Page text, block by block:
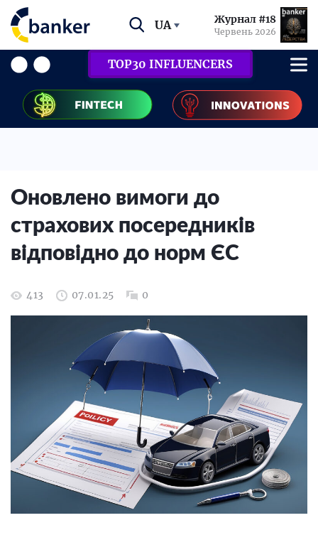
UA Журнал #18
Червень 2026
TOP30 INFLUENCERS
Оновлено вимоги до
страхових посередників
відповідно до норм ЄС
413 07.01.25 0